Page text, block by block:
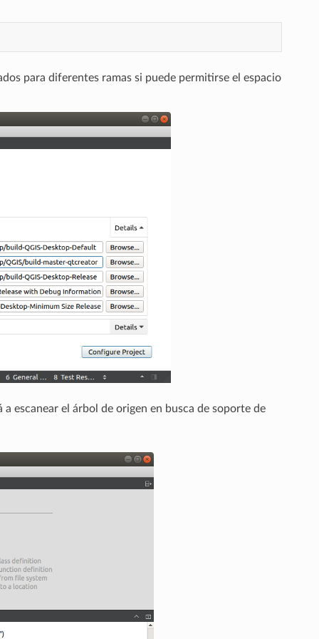
para diferentes ramas si puede permitirse el espacio
escanear el árbol de origen en busca de soporte de